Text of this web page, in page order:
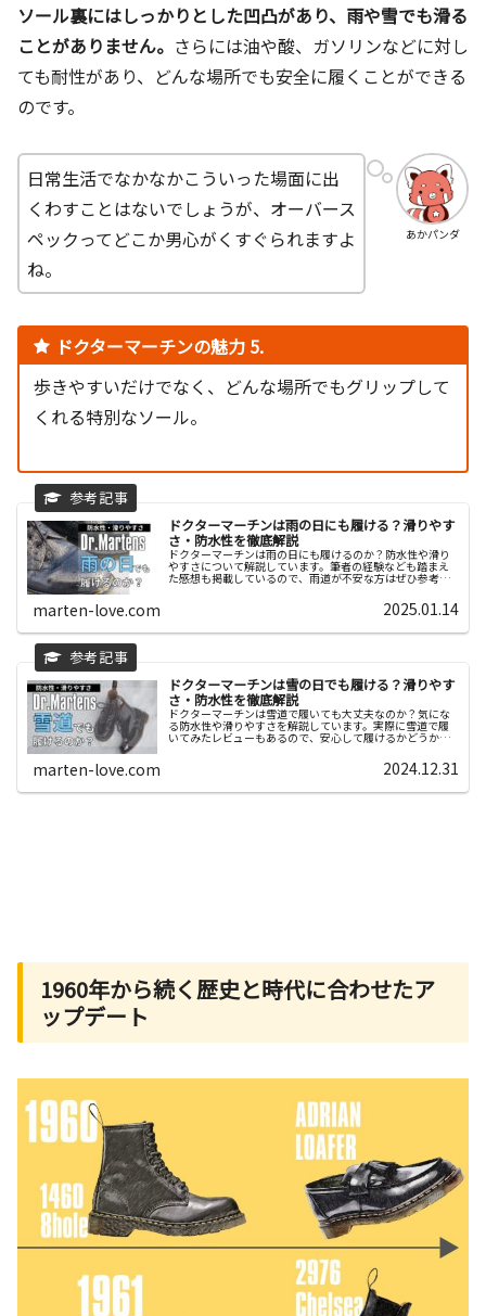
ソール裏にはしっかりとした凹凸があり、雨や雪でも滑る
ことがありません。 さらには油や酸、ガソリンなどに対し
ても耐性があり、どんな場所でも安全に履くことができる
のです。
あかパンダ
日常生活でなかなかこういった場面に出
くわすことはないでしょうが、オーバース
ペックってどこか男心がくすぐられますよ
ね。
ドクターマーチンの魅力 5.
歩きやすいだけでなく、どんな場所でもグリップして
くれる特別なソール。
ドクターマーチンは雨の日にも履ける？滑りやす
さ・防水性を徹底解説
ドクターマーチンは雨の日にも履けるのか？防水性や滑り
やすさについて解説しています。筆者の経験なども踏まえ
た感想も掲載しているので、雨道が不安な方はぜひ参考に
marten-love.com 2025.01.14
ドクターマーチンは雪の日でも履ける？滑りやす
さ・防水性を徹底解説
ドクターマーチンは雪道で履いても大丈夫なのか？気にな
る防水性や滑りやすさを解説しています。実際に雪道で履
いてみたレビューもあるので、安心して履けるかどうか気
marten-love.com 2024.12.31
1960年から続く歴史と時代に合わせたア
ップデート